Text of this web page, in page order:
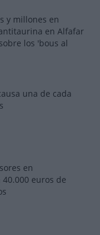
y millones en
en Alfafar
los 'bous al
una de cada
en
euros de